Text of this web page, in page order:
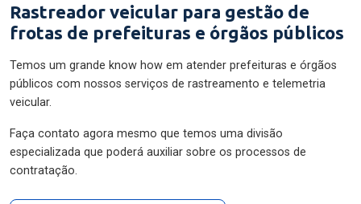
Rastreador veicular para gestão de
frotas de prefeituras e órgãos públicos
Temos um grande know how em atender prefeituras e órgãos
públicos com nossos serviços de rastreamento e telemetria
veicular.
Faça contato agora mesmo que temos uma divisão
especializada que poderá auxiliar sobre os processos de
contratação.